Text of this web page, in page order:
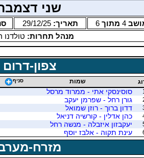
שני
4 מתוך6 תאריך:29/12/25
מנהל תחרות: טולדנו
צפון-דרום
שמות סניף
1
סוסינסקי אתי - ממרוד מרסל
גורן רחל - שפרמן יעקב
דדון ברוך - רוזן שמואל
כהן אדלין - קורשיה דניאל
יעקבזון איזבלה - מנשה רחל
עינת תקוה - אלבז יוסף
מזרח-